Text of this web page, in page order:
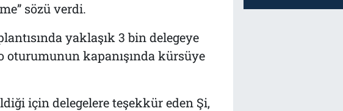
sözü verdi.
yaklaşık 3 bin delegeye
kapanışında kürsüye
için delegelere teşekkür eden Şi,